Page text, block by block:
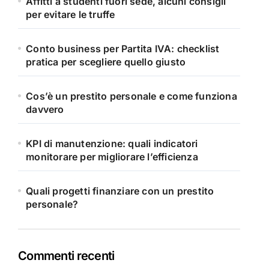
per evitare le truffe
Conto business per Partita IVA: checklist
pratica per scegliere quello giusto
Cos’è un prestito personale e come funziona
davvero
KPI di manutenzione: quali indicatori
monitorare per migliorare l’efficienza
Quali progetti finanziare con un prestito
personale?
Commenti recenti